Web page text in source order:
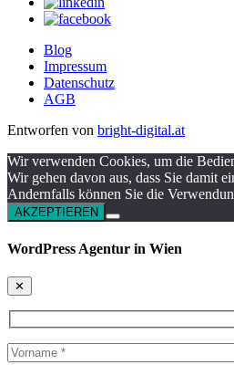
Blog
Impressum
Datenschutz
AGB
Entworfen von bright-digital.at
Wir verwenden Cookies, um die
Wir gehen davon aus, dass Sie damit
Andernfalls können Sie die
AKZEPTIEREN
WordPress Agentur in Wien
✕